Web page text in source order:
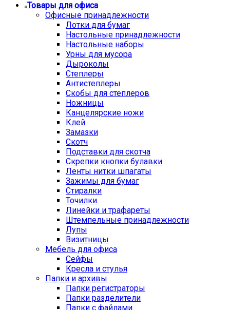
Товары для офиса
Офисные принадлежности
Лотки для бумаг
Настольные принадлежности
Настольные наборы
Урны для мусора
Дыроколы
Степлеры
Антистеплеры
Скобы для степлеров
Ножницы
Канцелярские ножи
Клей
Замазки
Скотч
Подставки для скотча
Скрепки кнопки булавки
Ленты нитки шпагаты
Зажимы для бумаг
Стиралки
Точилки
Линейки и трафареты
Штемпельные принадлежности
Лупы
Визитницы
Мебель для офиса
Сейфы
Кресла и стулья
Папки и архивы
Папки регистраторы
Папки разделители
Папки с файлами